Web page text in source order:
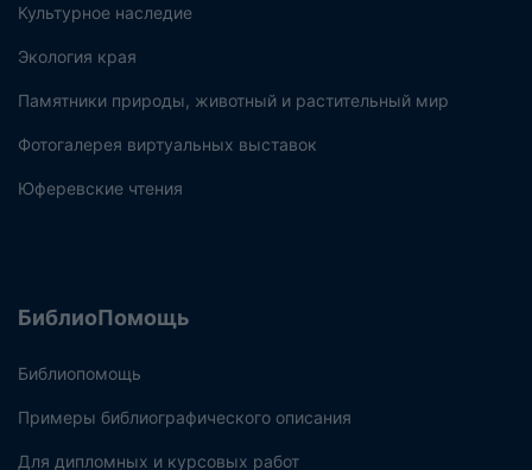
Культурное наследие
Экология края
Памятники природы, животный и растительный мир
Фотогалерея виртуальных выставок
Юферевские чтения
БиблиоПомощь
Библиопомощь
Примеры библиографического описания
Для дипломных и курсовых работ